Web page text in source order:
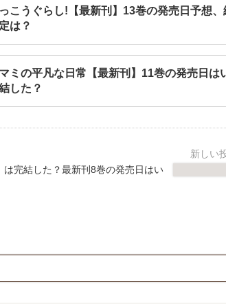
こうぐらし!【最新刊】13巻の発売日予想、
は？
ミの平凡な日常【最新刊】11巻の発売日は
した？
は完結した？最新刊8巻の発売日はい